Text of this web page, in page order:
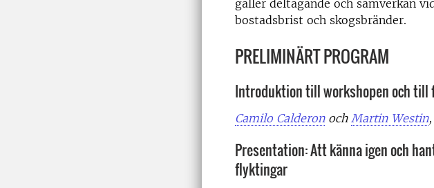
gäller deltagande och samverkan
bostadsbrist och skogsbränder.
PRELIMINÄRT PROGRAM
Introduktion till workshopen och
Camilo Calderonoch Martin Westin,
Presentation: Att känna igen och
flyktingar